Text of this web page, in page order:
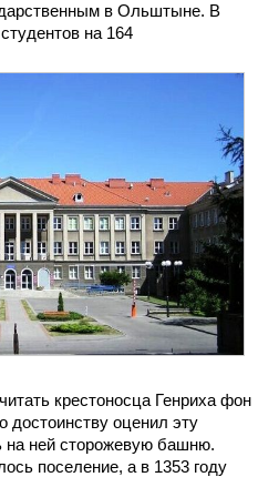
в Ольштыне. В
на 164
крестоносца Генриха фон
достоинству оценил эту
на ней сторожевую башню.
поселение, а в 1353 году